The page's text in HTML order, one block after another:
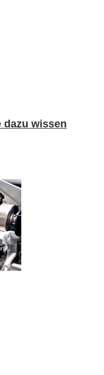
dazu wissen